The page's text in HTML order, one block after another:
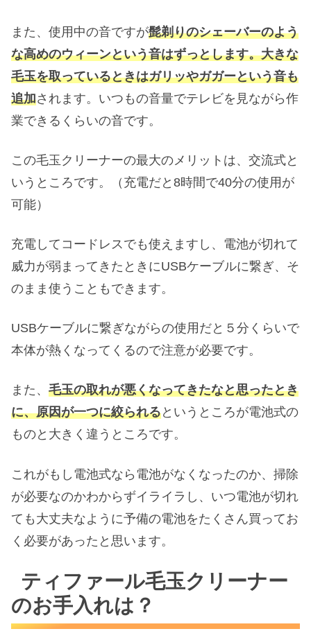
また、使用中の音ですが髭剃りのシェーバーのよう
な高めのウィーンという音はずっとします。大きな
毛玉を取っているときはガリッやガガーという音も
追加されます。いつもの音量でテレビを見ながら作
業できるくらいの音です。
この毛玉クリーナーの最大のメリットは、交流式と
いうところです。（充電だと8時間で40分の使用が
可能）
充電してコードレスでも使えますし、電池が切れて
威力が弱まってきたときにUSBケーブルに繋ぎ、そ
のまま使うこともできます。
USBケーブルに繋ぎながらの使用だと５分くらいで
本体が熱くなってくるので注意が必要です。
また、 毛玉の取れが悪くなってきたなと思ったとき
に、原因が一つに絞られるというところが電池式の
ものと大きく違うところです。
これがもし電池式なら電池がなくなったのか、掃除
が必要なのかわからずイライラし、いつ電池が切れ
ても大丈夫なように予備の電池をたくさん買ってお
く必要があったと思います。
ティファール毛玉クリーナー
のお手入れは？